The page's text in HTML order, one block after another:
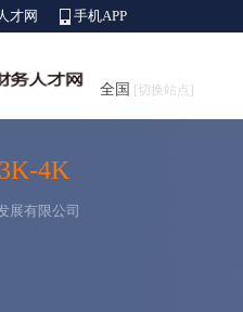
才网 手机APP
全国 [切换站点]
3K-4K
展有限公司